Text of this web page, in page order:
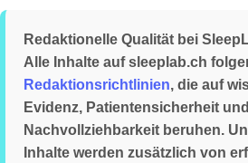
Redaktionelle Qualität bei
Alle Inhalte auf sleeplab.ch
Redaktionsrichtlinien, die auf
Evidenz, Patientensicherheit und
Nachvollziehbarkeit beruhen.
Inhalte werden zusätzlich von